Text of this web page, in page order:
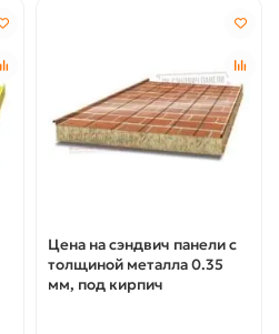
Цена на сэндвич панели с
толщиной металла 0.35
мм, под кирпич